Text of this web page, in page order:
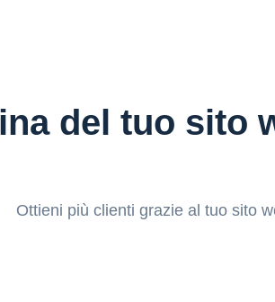
del tuo sito
Ottieni più clienti grazie al tuo sito